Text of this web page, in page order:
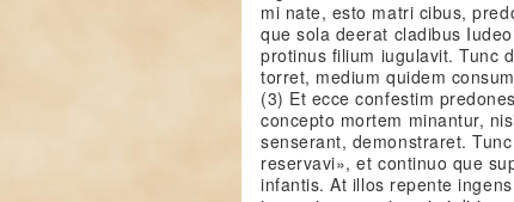
mi nate, esto matri cibus,
que sola deerat cladibus
protinus filium iugulavit. Tunc
torret, medium quidem
(3) Et ecce confestim
concepto mortem minantur,
senserant, demonstraret.
reservavi», et continuo que
infantis. At illos repente